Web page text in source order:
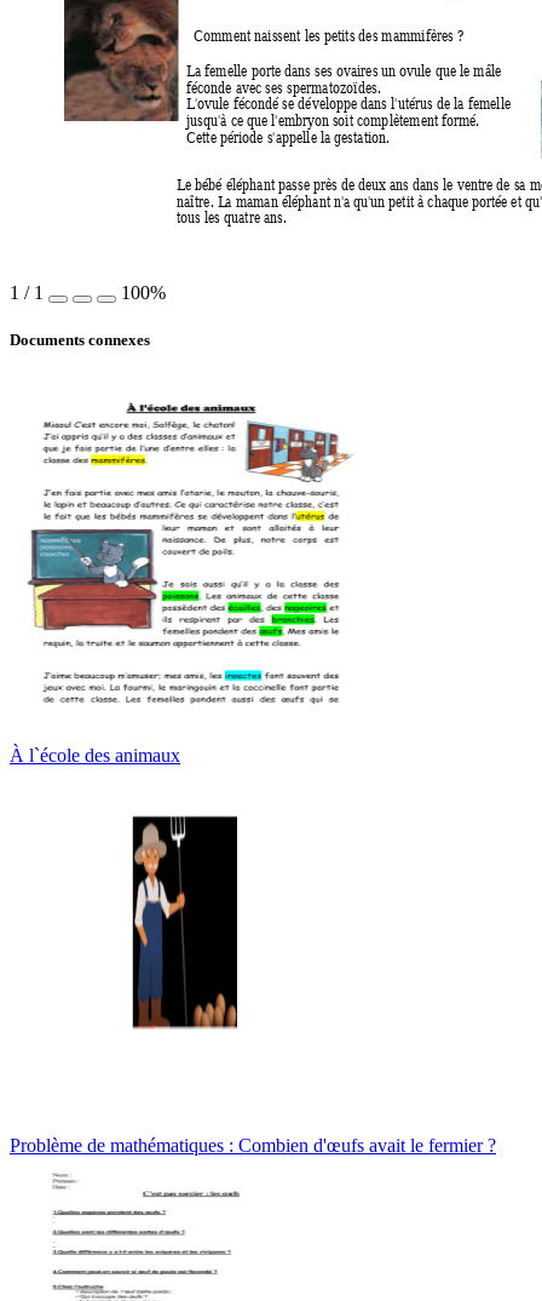
La femelle porte dans ses ovaires un ovule que le mâle
féconde avec ses spermatozoïdes.
L'ovule fécondé se développe dans l'utérus de la femelle
jusqu'à ce que l'embryon soit complètement formé.
Cette période s'appelle la gestation.
Comment naissent les petits des mammifères ?
Le bébé éléphant passe près de deux ans dans le ventre de sa
naître. La maman éléphant n'a qu'un petit à chaque portée et
tous les quatre ans.
1 / 1 100%
Documents connexes
À l`école des animaux
Problème de mathématiques : Combien d'œufs avait le fermier ?